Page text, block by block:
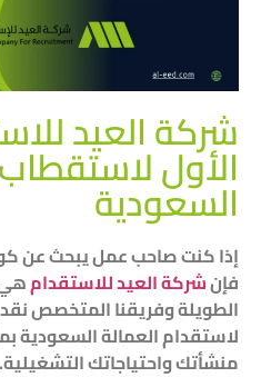
شركة العيد
الأول
السعودية
إذا كنت صاحب عمل يبحث عن
فإنشركة العيد للاستقدامهي
الطويلة وفريقنا المتخصص
لاستقدام العمالة السعودية
منشأتك واحتياجاتك التشغيلية.